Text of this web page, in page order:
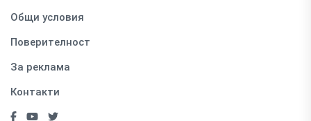
Общи условия
Поверителност
За реклама
Контакти